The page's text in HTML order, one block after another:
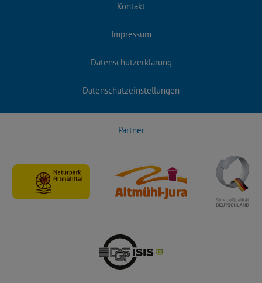
Kontakt
Impressum
Datenschutzerklärung
Datenschutzeinstellungen
Partner